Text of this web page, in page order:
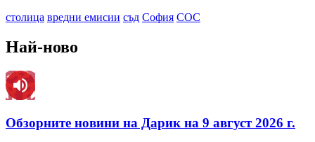
столица вредни емисии съд София СОС
Най-ново
Обзорните новини на Дарик на 9 август 2026 г.